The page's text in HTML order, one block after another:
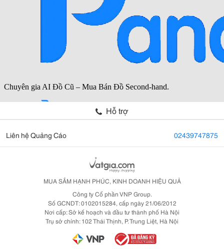
Hỗ trợ
Liên hệ Quảng Cáo 02439747875
MUA SẮM HẠNH PHÚC, KINH DOANH HIỆU QUẢ
Công ty Cổ phần VNP Group.
Số GCNDT: 0102015284, cấp ngày 21/06/2012
Nơi cấp: Sở kế hoạch và đầu tư thành phố Hà Nội
Trụ sở chính: 102 Thái Thịnh, P. Trung Liệt, Hà Nội